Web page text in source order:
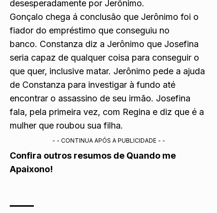
desesperadamente por Jerônimo.
Gonçalo chega á conclusão que Jerônimo foi o
fiador do empréstimo que conseguiu no
banco. Constanza diz a Jerônimo que Josefina
seria capaz de qualquer coisa para conseguir o
que quer, inclusive matar. Jerônimo pede a ajuda
de Constanza para investigar à fundo até
encontrar o assassino de seu irmão. Josefina
fala, pela primeira vez, com Regina e diz que é a
mulher que roubou sua filha.
- - CONTINUA APÓS A PUBLICIDADE - -
Confira outros resumos de Quando me
Apaixono!